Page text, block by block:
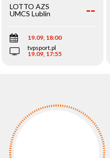
LOTTO AZS
UMCS Lublin
--
19.09, 18:00
tvpsport.pl
19.09, 17:55